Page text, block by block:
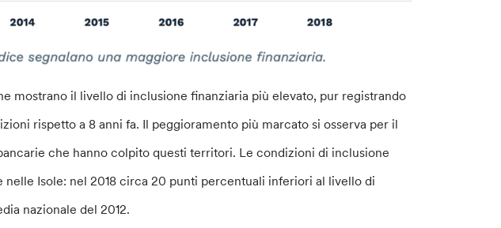
mostrano il livello di inclusione finanziaria più elevato, pur registrando
rispetto a 8 anni fa. Il peggioramento più marcato si osserva per il
che hanno colpito questi territori. Le condizioni di inclusione
nelle Isole: nel 2018 circa 20 punti percentuali inferiori al livello di
nazionale del 2012.